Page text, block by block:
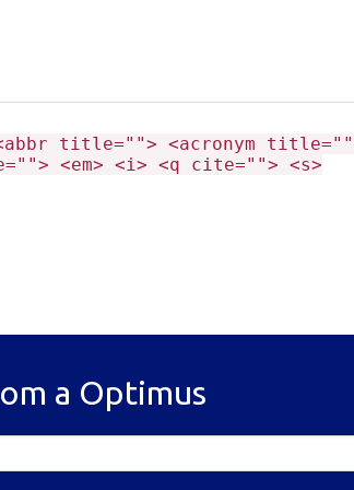
title=""> <acronym
<em> <i> <q cite=""> <s>
a Optimus